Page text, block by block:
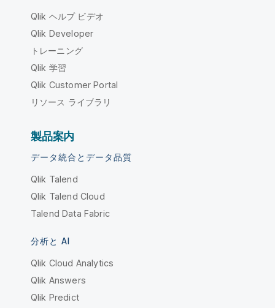
Qlik ヘルプ ビデオ
Qlik Developer
トレーニング
Qlik 学習
Qlik Customer Portal
リソース ライブラリ
製品案内
データ統合とデータ品質
Qlik Talend
Qlik Talend Cloud
Talend Data Fabric
分析と AI
Qlik Cloud Analytics
Qlik Answers
Qlik Predict